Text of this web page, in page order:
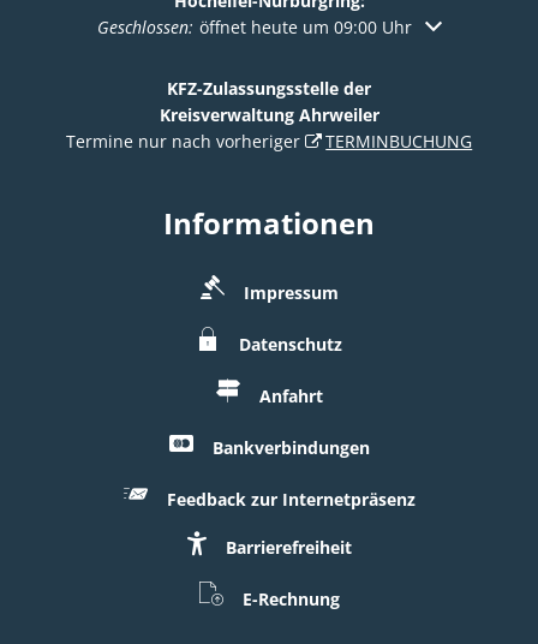
Klicken, um weitere Öffnungs- oder Schließzeiten
Geschlossen: öffnet heute um 09:00 Uhr
KFZ-Zulassungsstelle der
Kreisverwaltung Ahrweiler
Termine nur nach vorheriger
TERMINBUCHUNG
Informationen
Impressum
Datenschutz
Anfahrt
Bankverbindungen
Feedback zur Internetpräsenz
Barrierefreiheit
E-Rechnung